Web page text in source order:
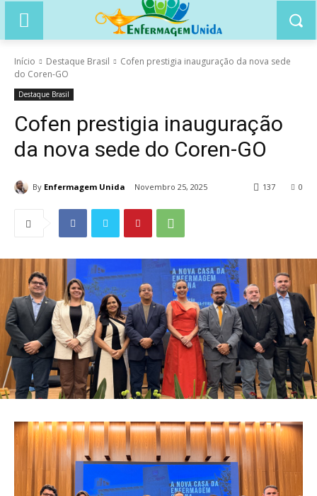
Início Destaque Brasil
Cofen prestigia inauguração da nova sede
do Coren-GO
Destaque Brasil
Cofen prestigia inauguração
da nova sede do Coren-GO
By Enfermagem Unida Novembro 25, 2025 0
137